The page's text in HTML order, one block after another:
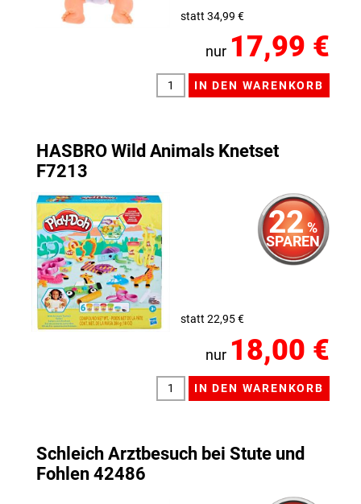
statt 34,99 €
nur 17,99 €
HASBRO Wild Animals Knetset
F7213
22 %
SPAREN
statt 22,95 €
nur 18,00 €
Schleich Arztbesuch bei Stute und
Fohlen 42486